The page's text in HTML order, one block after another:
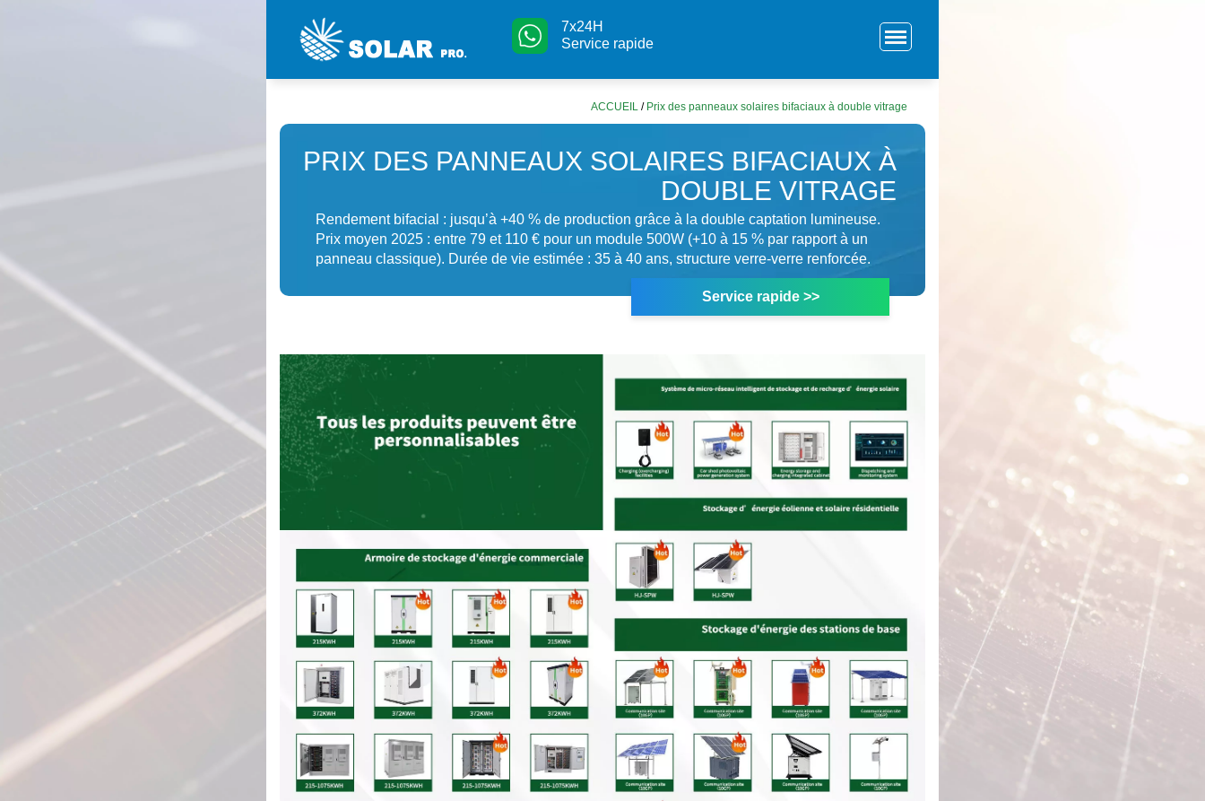
7x24H
Service rapide
ACCUEIL / Prix des panneaux solaires bifaciaux à double vitrage
PRIX DES PANNEAUX SOLAIRES BIFACIAUX À
DOUBLE VITRAGE
Rendement bifacial : jusqu’à +40 % de production grâce à la double captation lumineuse.
Prix moyen 2025 : entre 79 et 110 € pour un module 500W (+10 à 15 % par rapport à un
panneau classique). Durée de vie estimée : 35 à 40 ans, structure verre-verre renforcée.
Service rapide >>